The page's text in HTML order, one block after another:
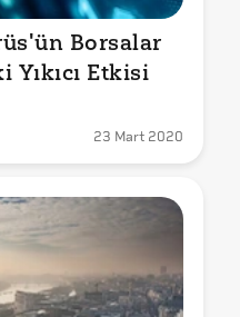
Borsalar
Yıkıcı Etkisi
23 Mart 2020